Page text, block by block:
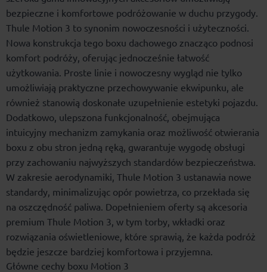
bezpieczne i komfortowe podróżowanie w duchu przygody.
Thule Motion 3 to synonim nowoczesności i użyteczności.
Nowa konstrukcja tego boxu dachowego znacząco podnosi
komfort podróży, oferując jednocześnie łatwość
użytkowania. Proste linie i nowoczesny wygląd nie tylko
umożliwiają praktyczne przechowywanie ekwipunku, ale
również stanowią doskonałe uzupełnienie estetyki pojazdu.
Dodatkowo, ulepszona funkcjonalność, obejmująca
intuicyjny mechanizm zamykania oraz możliwość otwierania
boxu z obu stron jedną ręką, gwarantuje wygodę obsługi
przy zachowaniu najwyższych standardów bezpieczeństwa.
W zakresie aerodynamiki, Thule Motion 3 ustanawia nowe
standardy, minimalizując opór powietrza, co przekłada się
na oszczędność paliwa. Dopełnieniem oferty są akcesoria
premium Thule Motion 3, w tym torby, wkładki oraz
rozwiązania oświetleniowe, które sprawią, że każda podróż
będzie jeszcze bardziej komfortowa i przyjemna.
Główne cechy boxu Motion 3